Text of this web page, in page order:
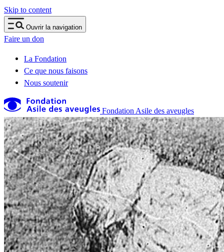
Skip to content
Ouvrir la navigation
Faire un don
La Fondation
Ce que nous faisons
Nous soutenir
Fondation Asile des aveugles